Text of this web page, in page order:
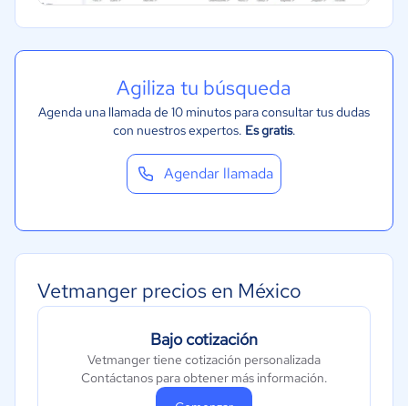
Agiliza tu búsqueda
Agenda una llamada de 10 minutos para consultar tus dudas
con nuestros expertos. Es gratis.
Agendar llamada
Vetmanger precios en México
Bajo cotización
Vetmanger tiene cotización personalizada
Contáctanos para obtener más información.